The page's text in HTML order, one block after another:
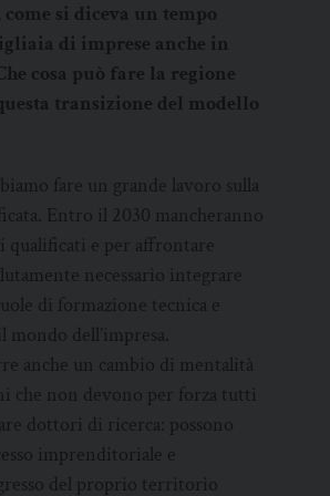
come si diceva un tempo
di imprese anche in
cosa può fare la regione
transizione del modello
fare un grande lavoro sulla
Entro il 2030 mancheranno
qualificati e per affrontare
necessario integrare
di formazione tecnica e
dell’impresa.
anche un cambio di mentalità
che non devono per forza tutti
dottori di ricerca: possono
imprenditoriale e
del proprio territorio